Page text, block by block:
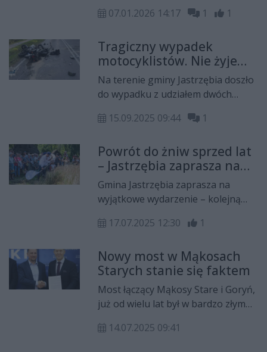
powrotem do wieloletniej tradycji
włodarzy i przedstawicieli ruchu
ludowego. Uczestnicy rozmawiali o
podsumowaniu minionego roku,
bieżącej sytuacji politycznej oraz
planach na najbliższe lata, w tym
przygotowaniach do kolejnych
07.01.2026 14:17 1 1
Tragiczny wypadek
motocyklistów. Nie żyje
65-letni kierowca
Na terenie gminy Jastrzębia doszło
do wypadku z udziałem dwóch
kierowcy trafili do szpitala. Niestety,
15.09.2025 09:44 1
Powrót do żniw sprzed lat
– Jastrzębia zaprasza na
wyjątkową inscenizację!
Gmina Jastrzębia zaprasza na
wyjątkowe wydarzenie – kolejną
Żniw, która odbędzie się 19 lipca
polu pana Wiesława Dróżdża.
17.07.2025 12:30 1
Nowy most w Mąkosach
Starych stanie się faktem
Most łączący Mąkosy Stare i Goryń,
już od wielu lat był w bardzo złym
powiatu radomskiego podpisały
14.07.2025 09:41